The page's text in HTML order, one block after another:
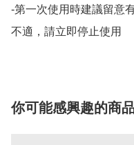
-第一次使用時建議留意
不適，請立即停止使用
你可能感興趣的商